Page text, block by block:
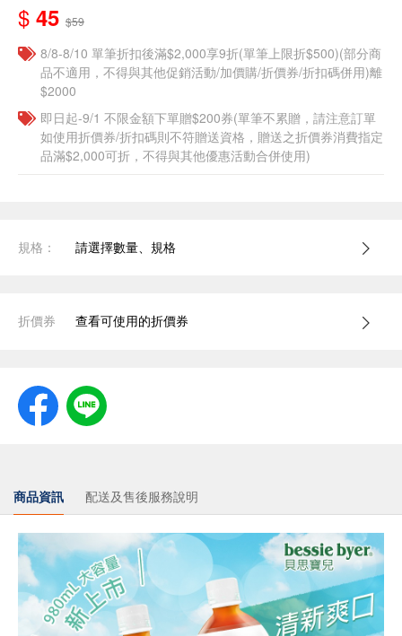
$ 45 $59
8/8-8/10 單筆折扣後滿$2,000享9折(單筆上限折$500)(部分商
品不適用，不得與其他促銷活動/加價購/折價券/折扣碼併用)離
$2000
即日起-9/1 不限金額下單贈$200券(單筆不累贈，請注意訂單
如使用折價券/折扣碼則不符贈送資格，贈送之折價券消費指定
品滿$2,000可折，不得與其他優惠活動合併使用)
規格： 請選擇數量、規格
折價券 查看可使用的折價券
商品資訊 配送及售後服務說明